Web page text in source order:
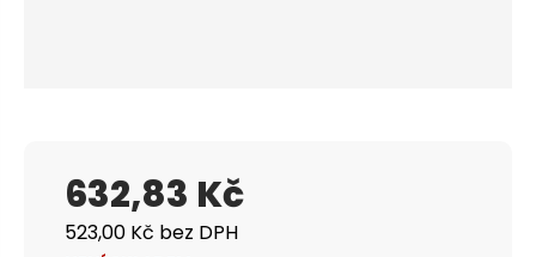
632,83 Kč
523,00 Kč bez DPH